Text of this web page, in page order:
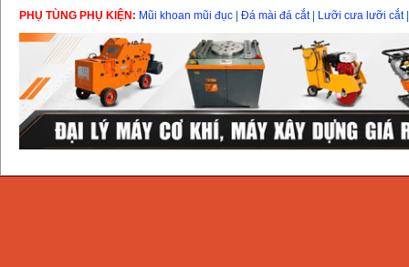
PHỤ TÙNG PHỤ KIỆN: Mũi khoan mũi đục Đá mài đá cắt| Lưỡi cưa lưỡi cắt